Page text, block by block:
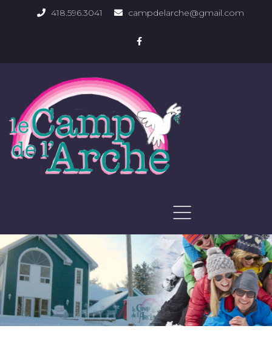
418.596.3041 campdelarche@gmail.com
PHOTOS DU DOMAINE